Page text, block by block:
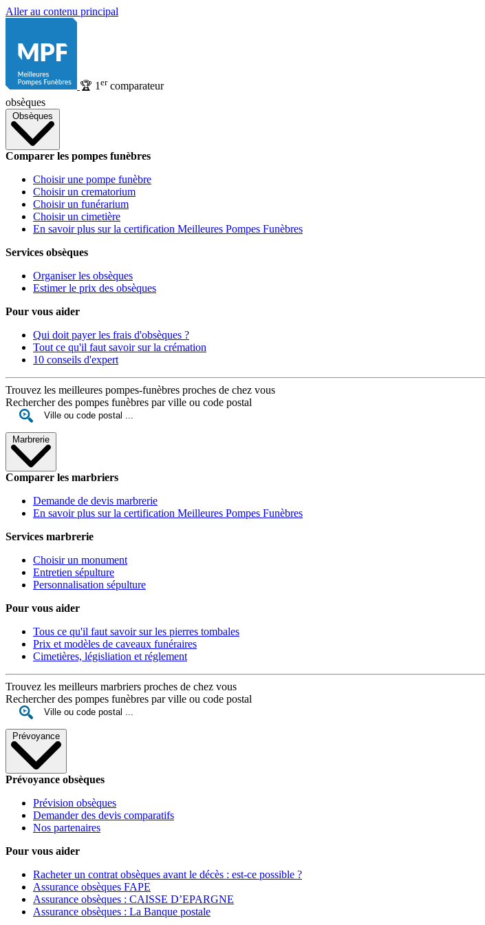
Aller au contenu principal
🏆 1 ercomparateur
obsèques
Obsèques
Comparer les pompes funèbres
Choisir une pompe funèbre
Choisir un crematorium
Choisir un funérarium
Choisir un cimetière
En savoir plus sur la certification Meilleures Pompes Funèbres
Services obsèques
Organiser les obsèques
Estimer le prix des obsèques
Pour vous aider
Qui doit payer les frais d'obsèques ?
Tout ce qu'il faut savoir sur la crémation
10 conseils d'expert
Trouvez les meilleures pompes-funèbres proches de chez vous
Rechercher des pompes funèbres par ville ou code postal
Marbrerie
Comparer les marbriers
Demande de devis marbrerie
En savoir plus sur la certification Meilleures Pompes Funèbres
Services marbrerie
Choisir un monument
Entretien sépulture
Personnalisation sépulture
Pour vous aider
Tous ce qu'il faut savoir sur les pierres tombales
Prix et modèles de caveaux funéraires
Cimetières, législiation et réglement
Trouvez les meilleurs marbriers proches de chez vous
Rechercher des pompes funèbres par ville ou code postal
Prévoyance
Prévoyance obsèques
Prévision obsèques
Demander des devis comparatifs
Nos partenaires
Pour vous aider
Racheter un contrat obsèques avant le décès : est-ce possible ?
Assurance obsèques FAPE
Assurance obsèques : CAISSE D’EPARGNE
Assurance obsèques : La Banque postale